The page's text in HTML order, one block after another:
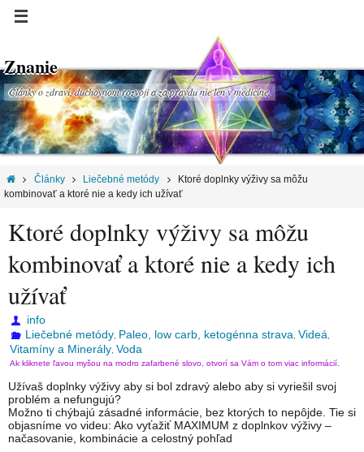
Znanie
Články o zdraví, duchovnom rozvoji a za pravdu nie len v medicíne.
Články Liečebné metódy
Ktoré doplnky výživy sa môžu
kombinovať a ktoré nie a kedy ich užívať
Ktoré doplnky výživy sa môžu
kombinovať a ktoré nie a kedy ich
užívať
info
Liečebné metódy Paleo, low carb, ketogénna strava Videá
Vitamíny a Minerály Voda
Ak kliknete ľavou myšou na modro zafarbené slovo, otvorí sa Vám o tom viac informácií.
Užívaš doplnky výživy aby si bol zdravý alebo aby si vyriešil svoj
problém a nefungujú?
Možno ti chýbajú zásadné informácie, bez ktorých to nepôjde. Tie si
objasníme vo videu: Ako vyťažiť MAXIMUM z doplnkov výživy –
načasovanie, kombinácie a celostný pohľad